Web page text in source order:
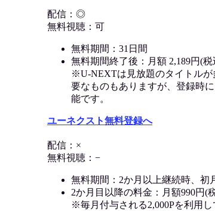
配信：◎
無料視聴：可
無料期間：31日間
無料期間終了後：月額 2,189円(税
※U-NEXTは見放題のタイトル
要なものもありますが、登録時
能です。
ユーネクスト無料登録へ
配信：×
無料視聴：−
無料期間：2か月以上継続時、初
2か月目以降の料金：月額990円(
※毎月付与される2,000Pを利用